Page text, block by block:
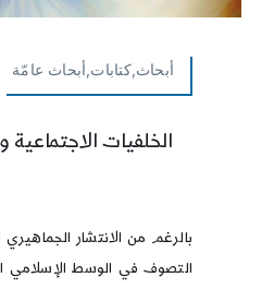
أبحاث,كتابات,أبحاث عامّة
الخلفيات الاجتماعية
بالرغم من الانتشار
التصوف في الوسط الإسلامي